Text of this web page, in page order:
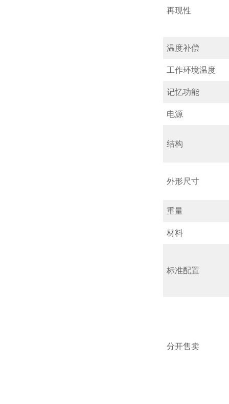
再现性
温度补偿
工作环境温度
记忆功能
电源
结构
外形尺寸
重量
材料
标准配置
分开售卖